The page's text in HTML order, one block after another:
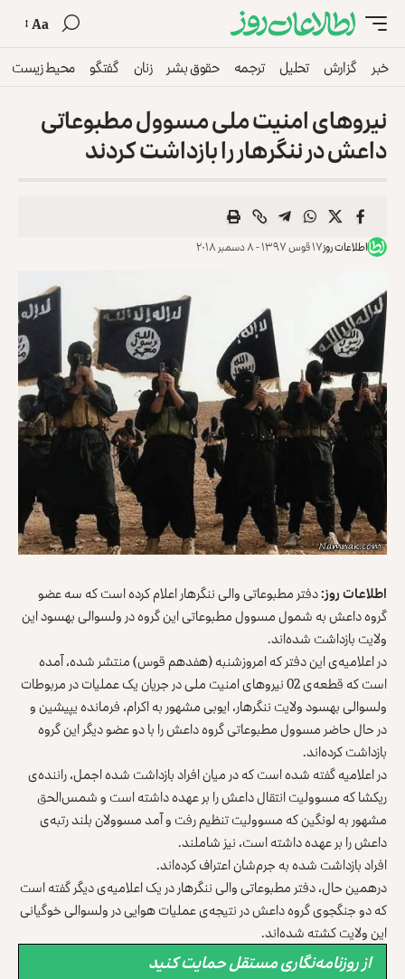
Aa
خبر گزارش تحلیل ترجمه حقوق بشر زنان گفتگو محیط زیست
نیروهای امنیت ملی مسوول مطبوعاتی
داعش در ننگرهار را بازداشت کردند
اطلاعات روز۱۷ قوس ۱۳۹۷ - ۸ دسمبر ۲۰۱۸
اطلاعات روز:دفتر مطبوعاتی والی ننگرهار اعلام کرده است که سه عضو
گروه داعش به شمول مسوول مطبوعاتی این گروه در ولسوالی بهسود این
ولایت بازداشت شده‌اند.
در اعلامیه‌ی این دفتر که امروزشنبه (هفدهم قوس) منتشر شده، آمده
است که قطعه‌ی 02 نیروهای امنیت ملی در جریان یک عملیات در مربوطات
ولسوالی بهسود ولایت ننگرهار، ایوبی مشهور به اکرام، فرمانده‌ یپیشین و
در حال حاضر مسوول مطبوعاتی گروه داعش را با دو عضو دیگر این گروه
بازداشت کرده‌اند.
در اعلامیه گفته شده است که در میان افراد بازداشت شده اجمل، راننده‌ی
ریکشا که مسوولیت انتقال داعش را بر عهده داشته است و شمس‌الحق
مشهور به لونگین که مسوولیت تنظیم رفت و آمد مسوولان بلند رتبه‌ی
داعش را بر عهده داشته است، نیز شاملند.
افراد بازداشت شده به جرم‌شان اعتراف کرده‌اند.
درهمین حال، دفتر مطبوعاتی والی ننگرهار در یک اعلامیه‌ی دیگر گفته است
که دو جنگجوی گروه داعش در نتیجه‌ی عملیات هوایی در ولسوالی خوگیانی
این ولایت کشته شده‌اند.
از روزنامه‌نگاری مستقل حمایت کنید